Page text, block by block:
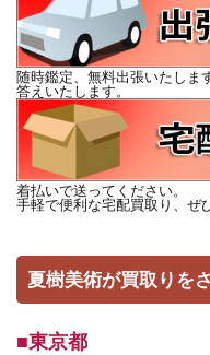
随時鑑定、無料出張いたしま
答えいたします。
着払いで送ってください。
手軽で便利な宅配買取り、ぜ
夏樹美術が買取りを
■東京都